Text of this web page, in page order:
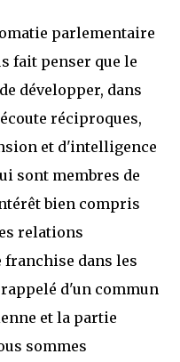
parlementaire
fait penser que le
développer, dans
réciproques,
et d'intelligence
sont membres de
bien compris
relations
dans les
d'un commun
et la partie
sommes